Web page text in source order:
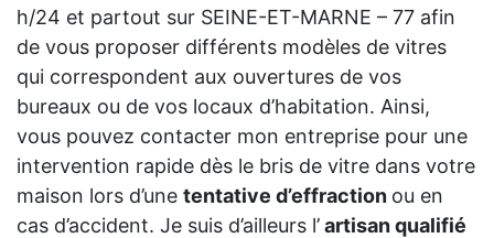
h/24 et partout sur SEINE-ET-MARNE – 77 afin
de vous proposer différents modèles de vitres
qui correspondent aux ouvertures de vos
bureaux ou de vos locaux d’habitation. Ainsi,
vous pouvez contacter mon entreprise pour une
intervention rapide dès le bris de vitre dans votre
maison lors d’une tentative d’effraction ou en
cas d’accident. Je suis d’ailleurs l’artisan qualifié